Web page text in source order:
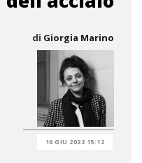
di Giorgia Marino
16 GIU 2022 15:12